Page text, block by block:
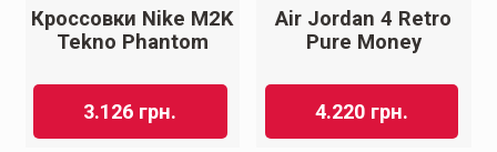
Кроссовки Nike M2K
Tekno Phantom
3.126 грн.
Air Jordan 4 Retro
Pure Money
4.220 грн.